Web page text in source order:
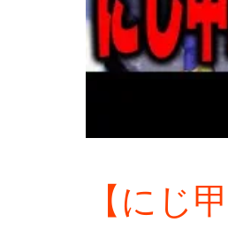
【にじ